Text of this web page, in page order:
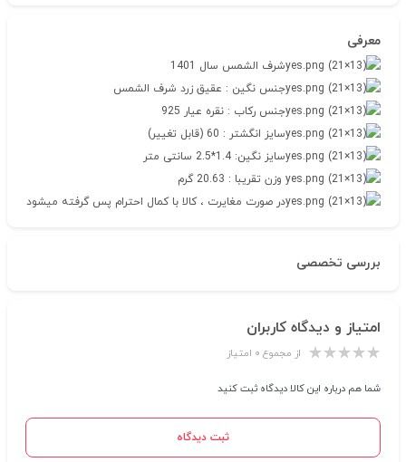
معرفی
شرف الشمس سال 1401
جنس نگین : عقیق زرد شرف الشمس
جنس رکاب : نقره عیار 925
سایز انگشتر : 60 (قابل تغییر)
سایز نگین: 1.4*2.5 سانتی متر
وزن تقریبا : 20.63 گرم
در صورت مغایرت ، کالا با کمال احترام پس گرفته میشود
بررسی تخصصی
امتیاز و دیدگاه کاربران
از مجموع ۰ امتیاز
شما هم درباره این کالا دیدگاه ثبت کنید
ثبت دیدگاه